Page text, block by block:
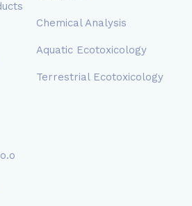
Chemical Analysis
Aquatic Ecotoxicology
Terrestrial Ecotoxicology